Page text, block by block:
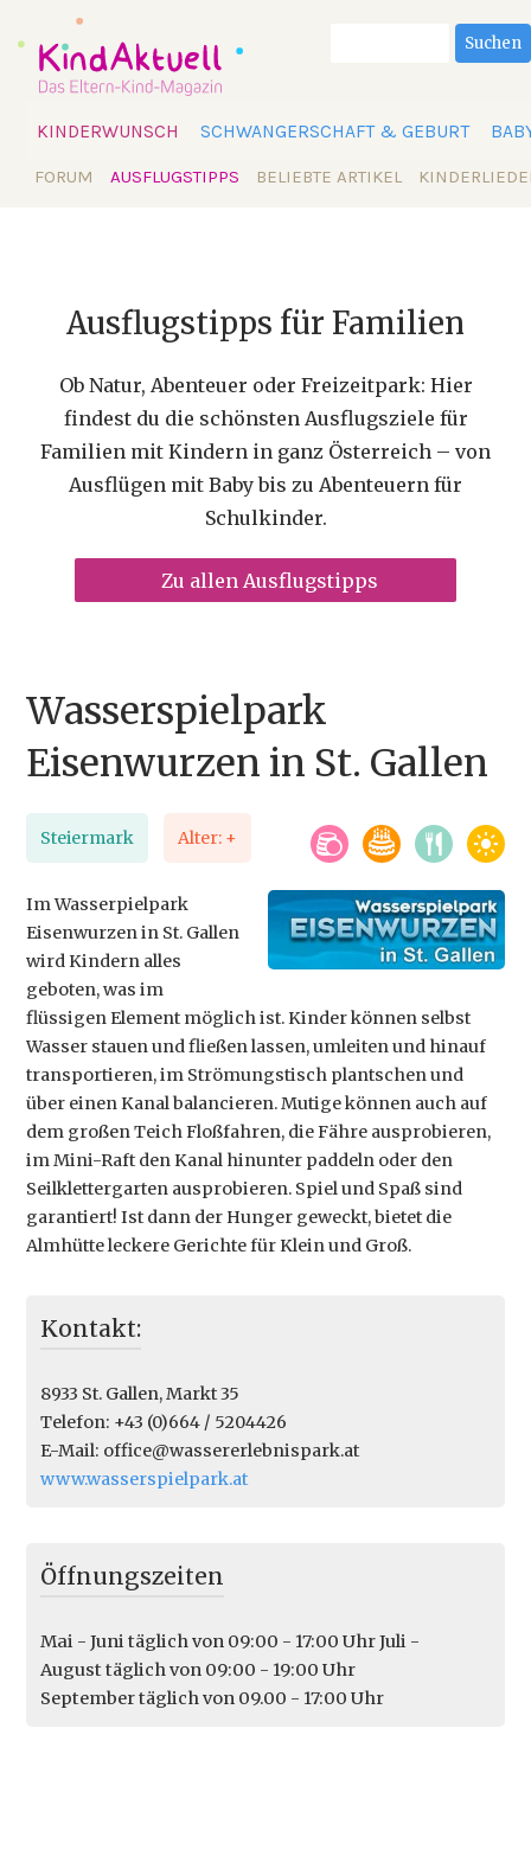
überspringen
KINDERWUNSCH SCHWANGERSCHAFT & GEBURT
Navigation
FORUM AUSFLUGSTIPPS BELIEBTE ARTIKEL
Suchen
Ausflugstipps für Familien
Ob Natur, Abenteuer oder Freizeitpark: Hier
findest du die schönsten Ausflugsziele für
Familien mit Kindern in ganz Österreich – von
Ausflügen mit Baby bis zu Abenteuern für
Schulkinder.
Zu allen Ausflugstipps
Wasserspielpark
Eisenwurzen in St. Gallen
Steiermark Alter: +
Im Wasserpielpark
Eisenwurzen in St. Gallen
wird Kindern alles
geboten, was im
flüssigen Element möglich ist. Kinder können selbst
Wasser stauen und fließen lassen, umleiten und hinauf
transportieren, im Strömungstisch plantschen und
über einen Kanal balancieren. Mutige können auch auf
dem großen Teich Floßfahren, die Fähre ausprobieren,
im Mini-Raft den Kanal hinunter paddeln oder den
Seilklettergarten ausprobieren. Spiel und Spaß sind
garantiert! Ist dann der Hunger geweckt, bietet die
Almhütte leckere Gerichte für Klein und Groß.
Kontakt:
8933 St. Gallen,Markt 35
Telefon: +43 (0)664 / 5204426
E-Mail: office@wassererlebnispark.at
www.wasserspielpark.at
Öffnungszeiten
Mai - Juni täglich von 09:00 - 17:00 Uhr Juli -
August täglich von 09:00 - 19:00 Uhr
September täglich von 09.00 - 17:00 Uhr